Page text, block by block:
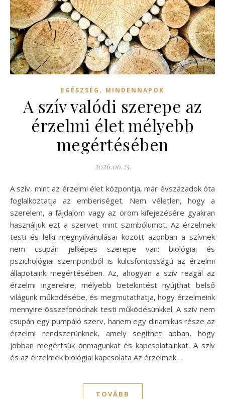
EGÉSZSÉG , MINDENNAPOK
A szív valódi szerepe az
érzelmi élet mélyebb
megértésében
2026.06.25.
A szív, mint az érzelmi élet központja, már évszázadok óta
foglalkoztatja az emberiséget. Nem véletlen, hogy a
szerelem, a fájdalom vagy az öröm kifejezésére gyakran
használjuk ezt a szervet mint szimbólumot. Az érzelmek
testi és lelki megnyilvánulásai között azonban a szívnek
nem csupán jelképes szerepe van: biológiai és
pszichológiai szempontból is kulcsfontosságú az érzelmi
állapotaink megértésében. Az, ahogyan a szív reagál az
érzelmi ingerekre, mélyebb betekintést nyújthat belső
világunk működésébe, és megmutathatja, hogy érzelmeink
mennyire összefonódnak testi működésünkkel. A szív nem
csupán egy pumpáló szerv, hanem egy dinamikus része az
érzelmi rendszerünknek, amely segíthet abban, hogy
jobban megértsük önmagunkat és kapcsolatainkat. A szív
és az érzelmek biológiai kapcsolata Az érzelmek…
TOVÁBB